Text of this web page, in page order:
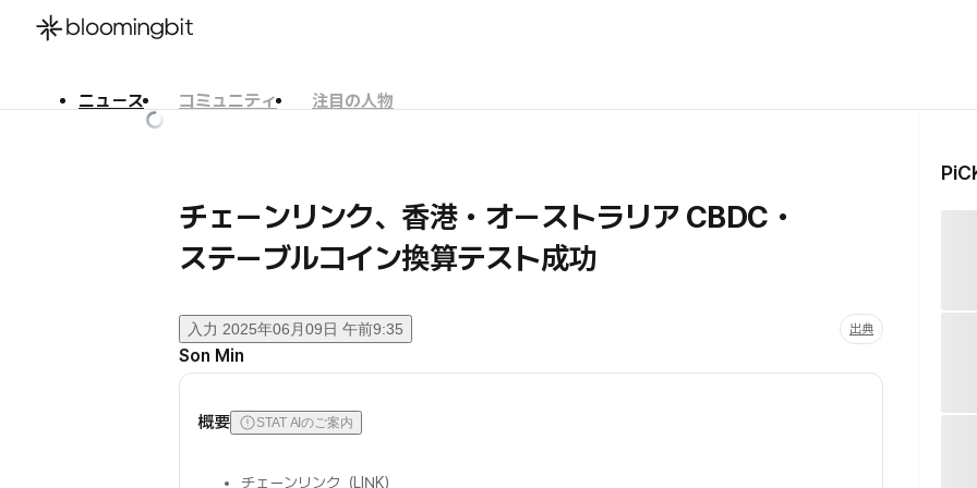
ニュース コミュニティ
注目の人物
チェーンリンク、香港・オーストラリア CBDC・
ステーブルコイン換算テスト成功
入力 2025年06月09日 午前9:35 出典
Son Min
概要 STAT AIのご案内
チェーンリンク（LINK）